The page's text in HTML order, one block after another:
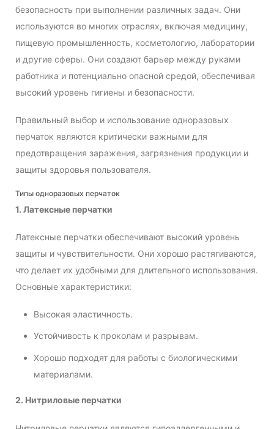
безопасность при выполнении различных задач. Они
используются во многих отраслях, включая медицину,
пищевую промышленность, косметологию, лаборатории
и другие сферы. Они создают барьер между руками
работника и потенциально опасной средой, обеспечивая
высокий уровень гигиены и безопасности.
Правильный выбор и использование одноразовых
перчаток являются критически важными для
предотвращения заражения, загрязнения продукции и
защиты здоровья пользователя.
Типы одноразовых перчаток
1. Латексные перчатки
Латексные перчатки обеспечивают высокий уровень
защиты и чувствительности. Они хорошо растягиваются,
что делает их удобными для длительного использования.
Основные характеристики:
Высокая эластичность.
Устойчивость к проколам и разрывам.
Хорошо подходят для работы с биологическими
материалами.
2. Нитриловые перчатки